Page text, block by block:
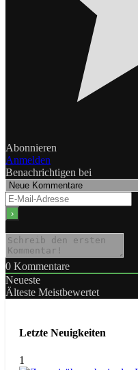
Abonnieren
Anmelden
Benachrichtigen bei
0 Kommentare
Neueste
Älteste Meistbewertet
Letzte Neuigkeiten
1